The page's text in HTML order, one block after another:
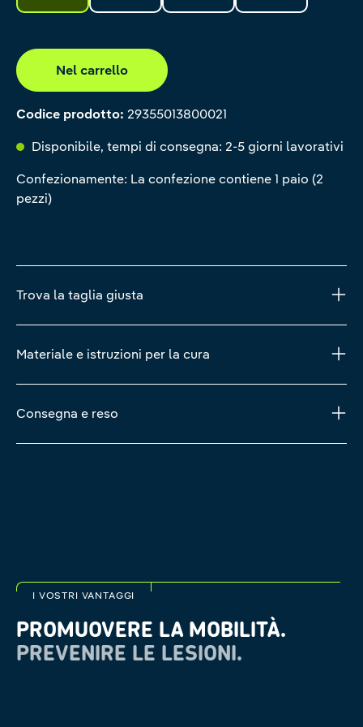
Nel carrello
Codice prodotto: 29355013800021
Disponibile, tempi di consegna: 2-5 giorni lavorativi
Confezionamente: La confezione contiene 1 paio (2
pezzi)
Trova la taglia giusta
Materiale e istruzioni per la cura
Consegna e reso
I VOSTRI VANTAGGI
PROMUOVERE LA MOBILITÀ.
PREVENIRE LE LESIONI.